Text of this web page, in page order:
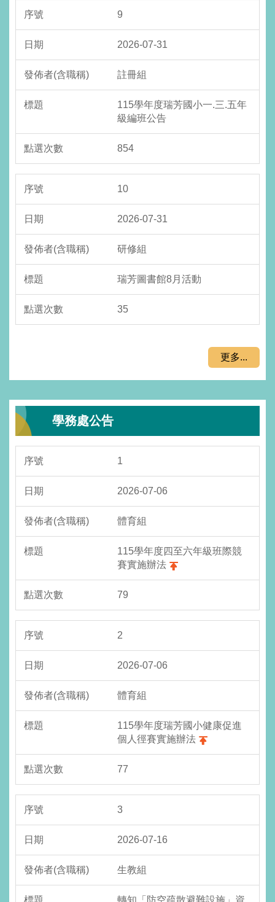
9
2026-07-31
註冊組
115學年度瑞芳國小一.三.五年
級編班公告
854
10
2026-07-31
研修組
瑞芳圖書館8月活動
35
更多...
學務處公告
1
2026-07-06
體育組
115學年度四至六年級班際競
賽實施辦法
79
2
2026-07-06
體育組
115學年度瑞芳國小健康促進
個人徑賽實施辦法
77
3
2026-07-16
生教組